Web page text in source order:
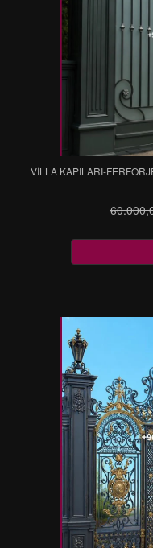
VİLLA KAPILARI-